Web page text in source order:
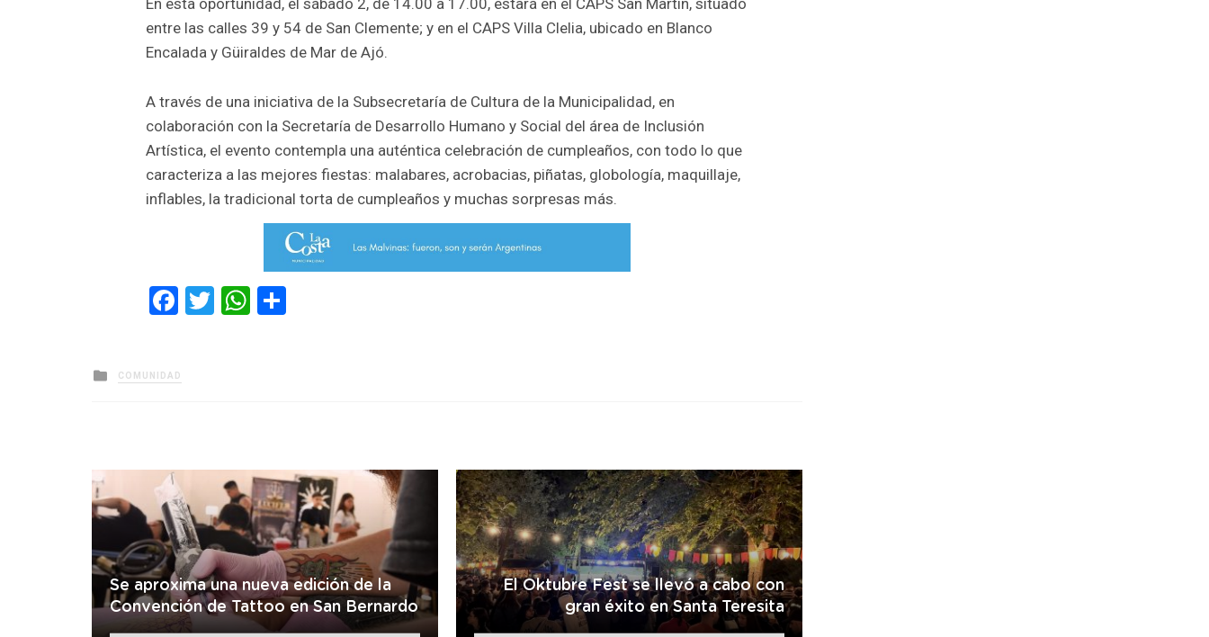
entre las calles 39 y 54 de San Clemente; y en el CAPS Villa Clelia, ubicado en Blanco
Encalada y Güiraldes de Mar de Ajó.
A través de una iniciativa de la Subsecretaría de Cultura de la Municipalidad, en
colaboración con la Secretaría de Desarrollo Humano y Social del área de Inclusión
Artística, el evento contempla una auténtica celebración de cumpleaños, con todo lo que
caracteriza a las mejores fiestas: malabares, acrobacias, piñatas, globología, maquillaje,
inflables, la tradicional torta de cumpleaños y muchas sorpresas más.
Facebook
TwitterWhatsApp
Posted
in
COMUNIDAD
Se aproxima una nueva edición de la
Convención de Tattoo en San Bernardo
El Oktubre Fest se llevó a cabo con
gran éxito en Santa Teresita